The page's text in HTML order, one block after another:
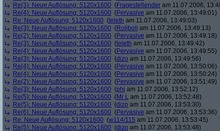
Re(3): Neue Auflösung: 5120x1600 (Fragestellender am 11.07.2006,
Re(4): Neue Auflösung: 5120x1600 (Pervasive am 11.07.2006, 13:49:01)
Re: Neue Auflösung: 5120x1600 (teleth am 11.07.2006, 13:49:03)
Re(3): Neue Auflösung: 5120x1600 (Roliboli am 11.07.2006, 13:49:13)
Re(2): Neue Auflösung: 5120x1600 (Pervasive am 11.07.2006, 13:49:18)
Re(3): Neue Auflösung: 5120x1600 (teleth am 11.07.2006, 13:49:42)
Re(4): Neue Auflösung: 5120x1600 (Pervasive am 11.07.2006, 13:49:55)
Re(3): Neue Auflösung: 5120x1600 (dizo am 11.07.2006, 13:49:56)
Re(4): Neue Auflösung: 5120x1600 (Pervasive am 11.07.2006, 13:50:06)
Re(4): Neue Auflösung: 5120x1600 (Pervasive am 11.07.2006, 13:50:24)
Re(2): Neue Auflösung: 5120x1600 (Pervasive am 11.07.2006, 13:51:49)
Re(3): Neue Auflösung: 5120x1600 (phj am 11.07.2006, 13:52:12)
Re(5): Neue Auflösung: 5120x1600 (Mr L am 11.07.2006, 13:52:48)
Re(5): Neue Auflösung: 5120x1600 (dizo am 11.07.2006, 13:53:30)
Re(6): Neue Auflösung: 5120x1600 (Pervasive am 11.07.2006, 13:53:36)
Re: Neue Auflösung: 5120x1600 (w114/115 am 11.07.2006, 13:53:45)
Re(5): Neue Auflösung: 5120x1600 (dizo am 11.07.2006, 13:53:48)